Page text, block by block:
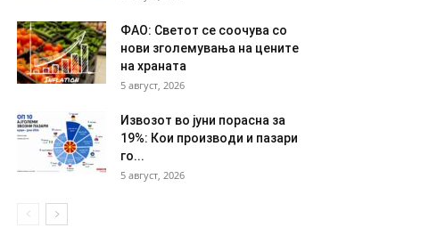
ФАО: Светот се соочува со
нови зголемувања на цените
на храната
5 август, 2026
Извозот во јуни порасна за
19%: Кои производи и пазари
го...
5 август, 2026